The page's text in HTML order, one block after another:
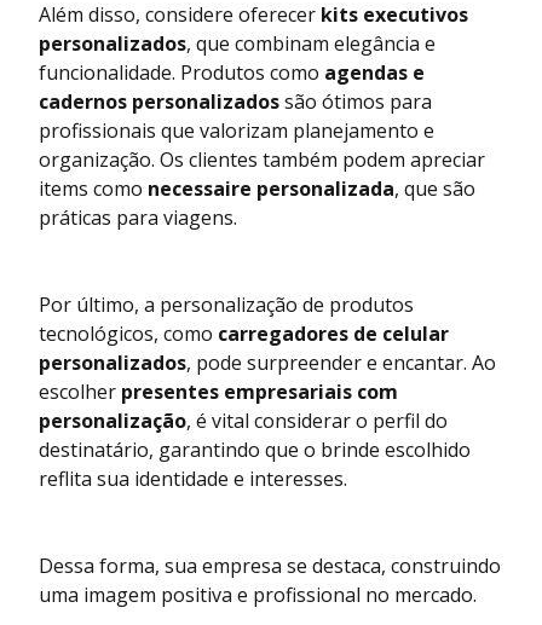
Além disso, considere oferecer kits executivos
personalizados, que combinam elegância e
funcionalidade. Produtos como agendas e
cadernos personalizadossão ótimos para
profissionais que valorizam planejamento e
organização. Os clientes também podem apreciar
items como necessaire personalizada, que são
práticas para viagens.
Por último, a personalização de produtos
tecnológicos, como carregadores de celular
personalizados, pode surpreender e encantar. Ao
escolher presentes empresariais com
personalização, é vital considerar o perfil do
destinatário, garantindo que o brinde escolhido
reflita sua identidade e interesses.
Dessa forma, sua empresa se destaca, construindo
uma imagem positiva e profissional no mercado.